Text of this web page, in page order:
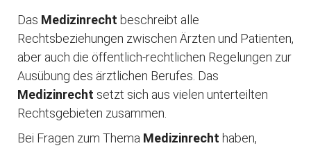
Das Medizinrecht beschreibt alle
Rechtsbeziehungen zwischen Ärzten und Patienten,
aber auch die öffentlich-rechtlichen Regelungen zur
Ausübung des ärztlichen Berufes. Das
Medizinrecht setzt sich aus vielen unterteilten
Rechtsgebieten zusammen.
Bei Fragen zum Thema Medizinrecht haben,